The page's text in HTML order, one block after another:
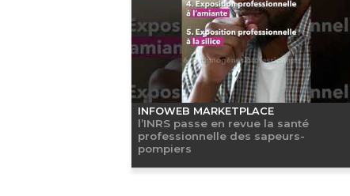
INFOWEB MARKETPLACE
l’INRS passe en revue la santé
professionnelle des sapeurs-
pompiers